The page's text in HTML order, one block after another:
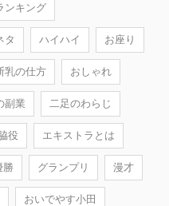
ンキング
タ ハイハイ お座り
乳の仕方 おしゃれ
副業 二足のわらじ
役 エキストラとは
勝 グランプリ 漫才
おいでやす小田